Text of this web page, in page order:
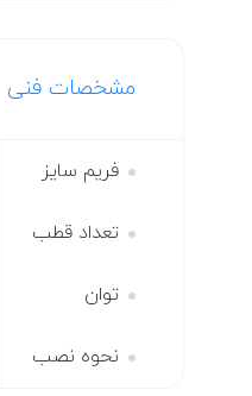
مشخصات فنی
فریم سایز
تعداد قطب
توان
نحوه نصب